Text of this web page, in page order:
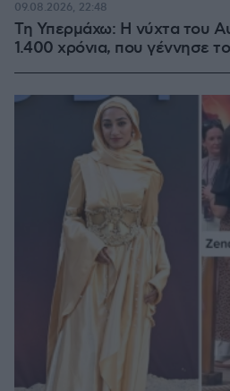
Τη Υπερμάχω: Η νύχτα του
1.400 χρόνια, που γέννησε
09.08.2026, 22:48